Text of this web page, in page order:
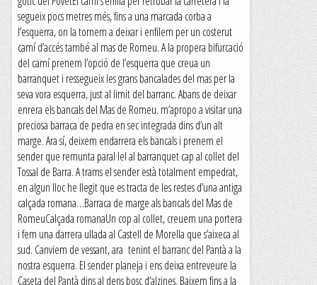
segueix pocs metres més, fins a una marcada corba a
l’esquerra, on la tornem a deixar i enfilem per un costerut
camí d’accés també al mas de Romeu. A la propera bifurcació
del camí prenem l’opció de l’esquerra que creua un
barranquet i ressegueix les grans bancalades del mas per la
seva vora esquerra, just al limit del barranc. Abans de deixar
enrera els bancals del Mas de Romeu. m’apropo a visitar una
preciosa barraca de pedra en sec integrada dins d’un alt
marge. Ara sí, deixem endarrera els bancals i prenem el
sender que remunta paral·lel al barranquet cap al collet del
Tossal de Barra. A trams el sender està totalment empedrat,
en algun lloc he llegit que es tracta de les restes d’una antiga
calçada romana…Barraca de marge als bancals del Mas de
RomeuCalçada romanaUn cop al collet, creuem una portera
i fem una darrera ullada al Castell de Morella que s’aixeca al
sud. Canviem de vessant, ara tenint el barranc del Pantà a la
nostra esquerra. El sender planeja i ens deixa entreveure la
Caseta del Pantà dins al dens bosc d’alzines. Baixem fins a la